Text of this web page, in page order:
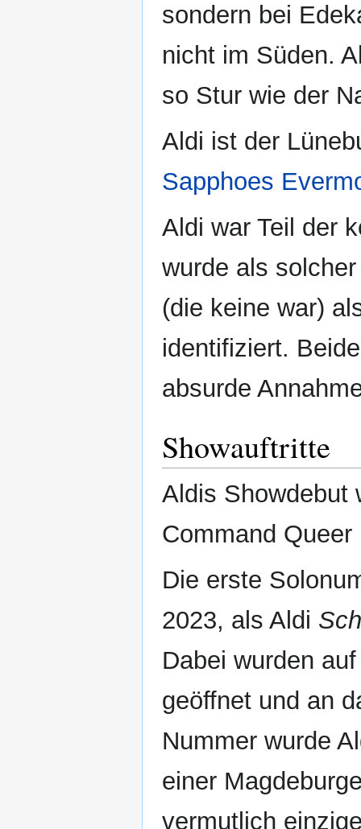
sondern bei
nicht im Süden.
so Stur wie der
Aldi ist der
Sapphoes
Aldi war Teil der
wurde als
(die keine war)
identifiziert.
absurde
Showauftritte
Aldis Showdebut
Command
Die erste
2023, als Aldi
Dabei wurden
geöffnet und an
Nummer wurde
einer
vermutlich